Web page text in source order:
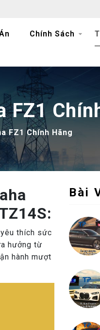
Chính Sách
FZ1
FZ1 Chính Hãng
thích sức
hưởng từ
hành mượt
Bài